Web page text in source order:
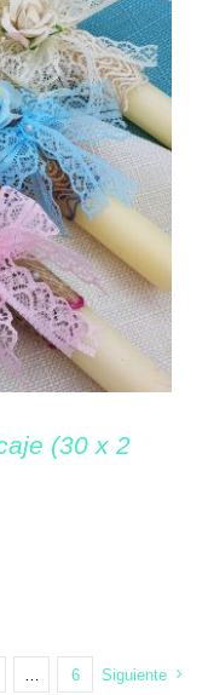
(30 x 2
6 Siguiente